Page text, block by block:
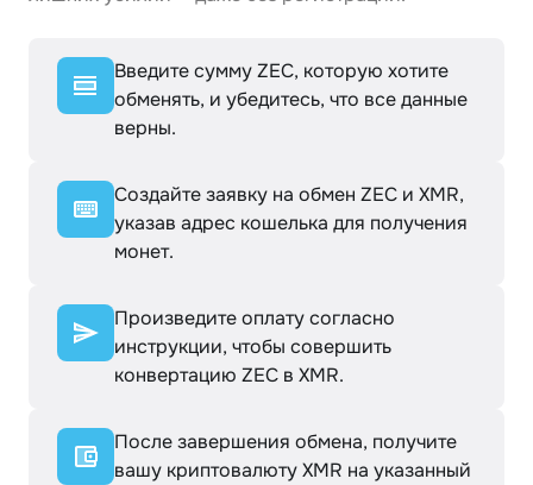
Введите сумму ZEC, которую хотите
обменять, и убедитесь, что все данные
верны.
Создайте заявку на обмен ZEC и XMR,
указав адрес кошелька для получения
монет.
Произведите оплату согласно
инструкции, чтобы совершить
конвертацию ZEC в XMR.
После завершения обмена, получите
вашу криптовалюту XMR на указанный